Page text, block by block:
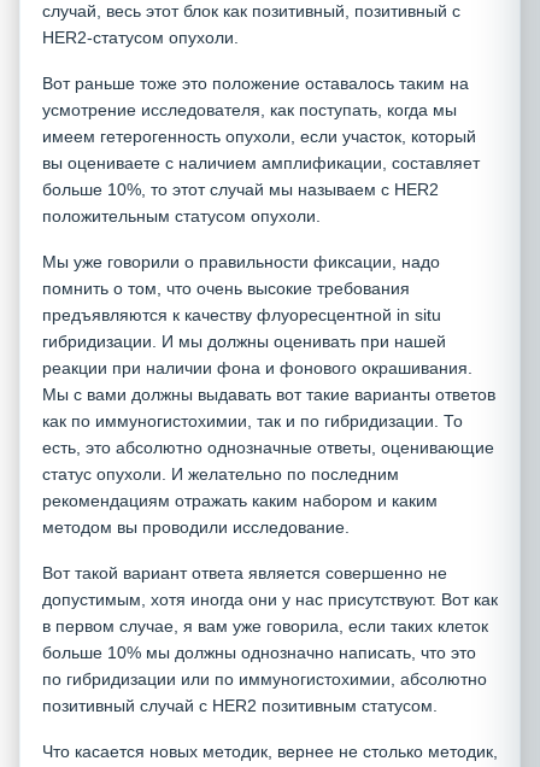
случай, весь этот блок как позитивный, позитивный с
HER2-статусом опухоли.
Вот раньше тоже это положение оставалось таким на
усмотрение исследователя, как поступать, когда мы
имеем гетерогенность опухоли, если участок, который
вы оцениваете с наличием амплификации, составляет
больше 10%, то этот случай мы называем с HER2
положительным статусом опухоли.
Мы уже говорили о правильности фиксации, надо
помнить о том, что очень высокие требования
предъявляются к качеству флуоресцентной in situ
гибридизации. И мы должны оценивать при нашей
реакции при наличии фона и фонового окрашивания.
Мы с вами должны выдавать вот такие варианты ответов
как по иммуногистохимии, так и по гибридизации. То
есть, это абсолютно однозначные ответы, оценивающие
статус опухоли. И желательно по последним
рекомендациям отражать каким набором и каким
методом вы проводили исследование.
Вот такой вариант ответа является совершенно не
допустимым, хотя иногда они у нас присутствуют. Вот как
в первом случае, я вам уже говорила, если таких клеток
больше 10% мы должны однозначно написать, что это
по гибридизации или по иммуногистохимии, абсолютно
позитивный случай с HER2 позитивным статусом.
Что касается новых методик, вернее не столько методик,